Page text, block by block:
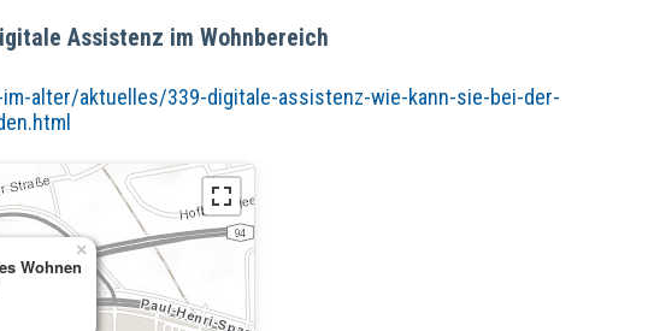
Assistenz im Wohnbereich
alter/aktuelles/339-digitale-assistenz-wie-kann-sie-bei-der-
Wohnen
×